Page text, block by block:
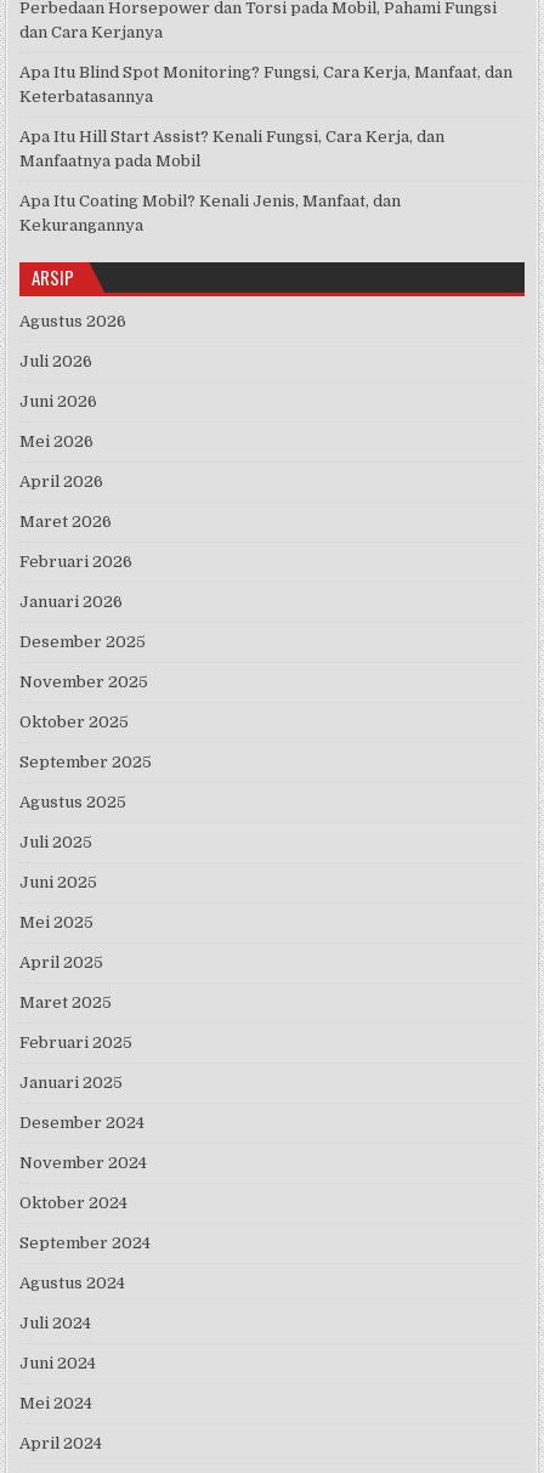
Perbedaan Horsepower dan Torsi pada Mobil, Pahami Fungsi
dan Cara Kerjanya
Apa Itu Blind Spot Monitoring? Fungsi, Cara Kerja, Manfaat, dan
Keterbatasannya
Apa Itu Hill Start Assist? Kenali Fungsi, Cara Kerja, dan
Manfaatnya pada Mobil
Apa Itu Coating Mobil? Kenali Jenis, Manfaat, dan
Kekurangannya
ARSIP
Agustus 2026
Juli 2026
Juni 2026
Mei 2026
April 2026
Maret 2026
Februari 2026
Januari 2026
Desember 2025
November 2025
Oktober 2025
September 2025
Agustus 2025
Juli 2025
Juni 2025
Mei 2025
April 2025
Maret 2025
Februari 2025
Januari 2025
Desember 2024
November 2024
Oktober 2024
September 2024
Agustus 2024
Juli 2024
Juni 2024
Mei 2024
April 2024